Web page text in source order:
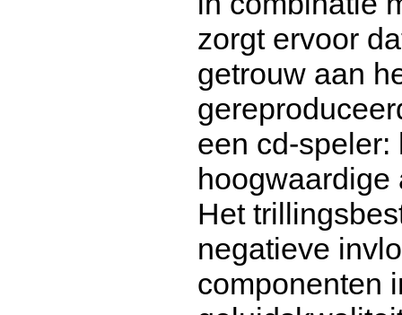
zorgt ervoor
getrouw aan
een cd-speler:
hoogwaardige
Het
negatieve
componenten